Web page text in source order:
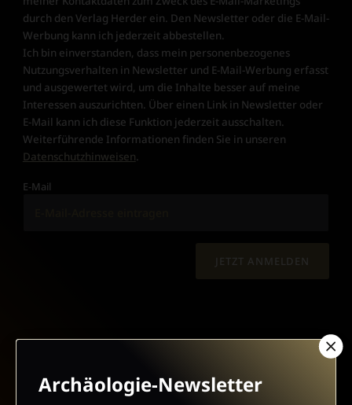
durch den Verlag Herder ein. Den Newsletter oder die E-Mail-
Werbung kann ich jederzeit abbestellen.
Ich bin einverstanden, dass mein personenbezogenes
Nutzungsverhalten in Newsletter und E-Mail-Werbung erfasst
und ausgewertet wird, um die Inhalte besser auf meine
Interessen auszurichten. Über einen Link in Newsletter oder
E-Mail kann ich diese Funktion jederzeit ausschalten.
Weiterführende Informationen finden Sie in unseren
Datenschutzhinweisen.
E-Mail
JETZT ANMELDEN
AGB UND WIDERRUFSBELEHRUNG DATENSCHUTZ
Archäologie-Newsletter